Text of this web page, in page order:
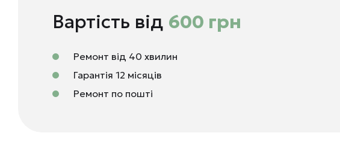
Вартість від 600 грн
Ремонт від 40 хвилин
Гарантія 12 місяців
Ремонт по пошті